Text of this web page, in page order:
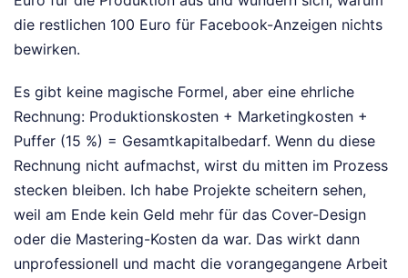
die restlichen 100 Euro für Facebook-Anzeigen nichts
bewirken.
Es gibt keine magische Formel, aber eine ehrliche
Rechnung: Produktionskosten + Marketingkosten +
Puffer (15 %) = Gesamtkapitalbedarf. Wenn du diese
Rechnung nicht aufmachst, wirst du mitten im Prozess
stecken bleiben. Ich habe Projekte scheitern sehen,
weil am Ende kein Geld mehr für das Cover-Design
oder die Mastering-Kosten da war. Das wirkt dann
unprofessionell und macht die vorangegangene Arbeit